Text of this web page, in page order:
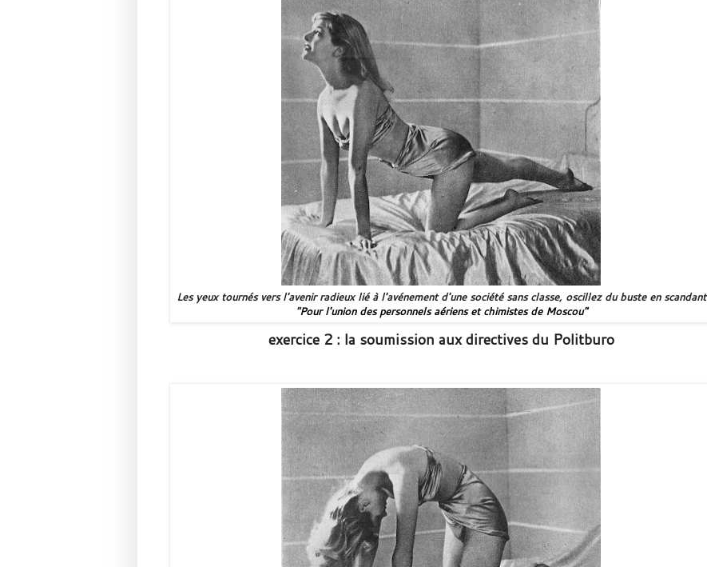
Les yeux tournés vers l'avenir radieux lié à l'avénement d'une société sans classe, oscillez du buste en scandant
"Pour l'union des personnels aériens et chimistes de Moscou"
exercice 2 : la soumission aux directives du Politburo